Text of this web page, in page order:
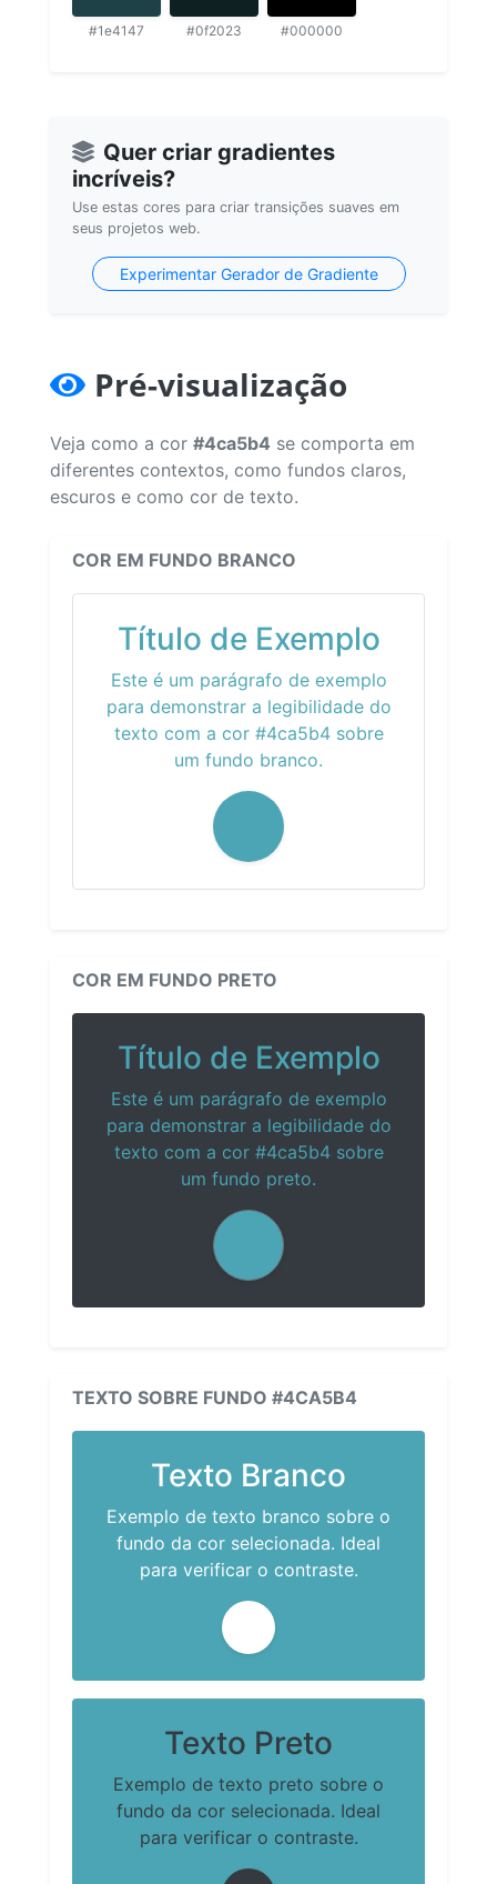
#1e4147 #0f2023 #000000
Quer criar gradientes
incríveis?
Use estas cores para criar transições suaves em
seus projetos web.
Experimentar Gerador de Gradiente
Pré-visualização
Veja como a cor #4ca5b4 se comporta em
diferentes contextos, como fundos claros,
escuros e como cor de texto.
COR EM FUNDO BRANCO
Título de Exemplo
Este é um parágrafo de exemplo
para demonstrar a legibilidade do
texto com a cor #4ca5b4 sobre
um fundo branco.
COR EM FUNDO PRETO
Título de Exemplo
Este é um parágrafo de exemplo
para demonstrar a legibilidade do
texto com a cor #4ca5b4 sobre
um fundo preto.
TEXTO SOBRE FUNDO #4CA5B4
Texto Branco
Exemplo de texto branco sobre o
fundo da cor selecionada. Ideal
para verificar o contraste.
Texto Preto
Exemplo de texto preto sobre o
fundo da cor selecionada. Ideal
para verificar o contraste.